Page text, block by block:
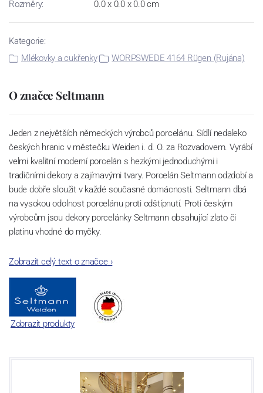
Rozměry: 0.0 x 0.0 x 0.0 cm
Kategorie:
Mlékovky a cukřenky
WORPSWEDE 4164 Rügen (Rujána)
O značce Seltmann
Jeden z největších německých výrobců porcelánu. Sídlí nedaleko
českých hranic v městečku Weiden i. d. O. za Rozvadovem. Vyrábí
velmi kvalitní moderní porcelán s hezkými jednoduchými i
tradičními dekory a zajímavými tvary. Porcelán Seltmann odzdobí a
bude dobře sloužit v každé současné domácnosti. Seltmann dbá
na vysokou odolnost porcelánu proti odštípnutí. Proti českým
výrobcům jsou dekory porcelánky Seltmann obsahující zlato či
platinu vhodné do myčky.
Zobrazit celý text o značce›
Zobrazit produkty